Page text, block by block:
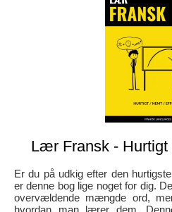
Lær Fransk - Hurtigt
Er du på udkig efter den
er denne bog lige noget for dig.
overvældende mængde ord,
hvordan man lærer dem.